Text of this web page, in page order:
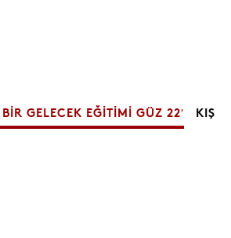
GELECEK EĞITIMI GÜZ 22′ KIŞ